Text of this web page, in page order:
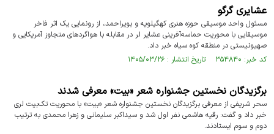
عشایری گرگو
مسئول واحد موسیقی حوزه هنری کهگیلویه و بویراحمد، از رونمایی یک اثر فاخر
موسیقایی با محوریت حماسه‌آفرینی عشایر لر در مقابله با هواگردهای متجاوز آمریکایی و
صهیونیستی در منطقه کوه سیاه خبر داد.
کد خبر: ۳۵۴۸۴۰ تاریخ انتشار : ۱۴۰۵/۰۳/۲۶
برگزیدگان نخستین جشنواره شعر «بیت» معرفی شدند
سحر شریفی از معرفی برگزیدگان نخستین جشنواره شعر «بیت» با محوریت تک‌بیت لری
خبر داد و گفت: رقیه هاشمی نفر اول شد و سیداکبر سلیمانی و زهرا محمدی به ترتیب
دوم و سوم ایستادند.